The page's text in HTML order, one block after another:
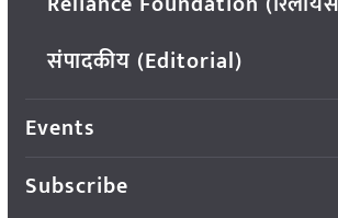
संपादकीय (Editorial)
Events
Subscribe